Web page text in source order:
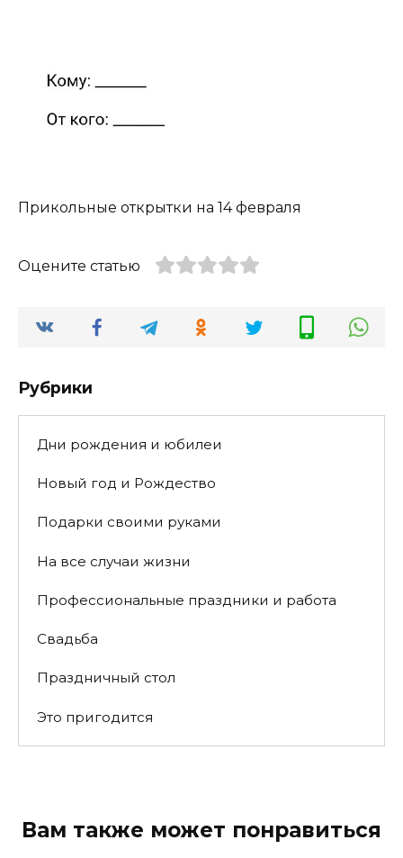
Рубрики
Дни рождения и юбилеи
Новый год и Рождество
Подарки своими руками
На все случаи жизни
Профессиональные праздники и работа
Свадьба
Праздничный стол
Это пригодится
Прикольные открытки на 14 февраля
Оцените статью
Вам также может понравиться